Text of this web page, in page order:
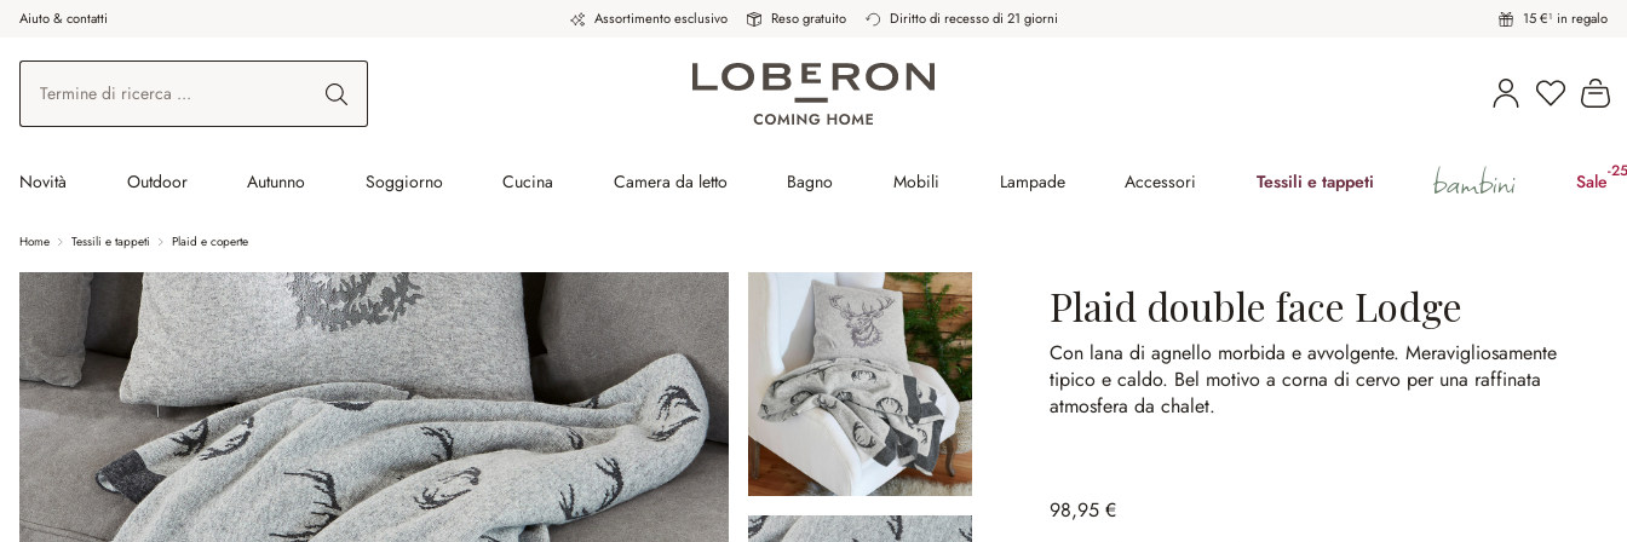
al contenuto principale
Vai alla ricerca
Vai alla navigazione principale
Aiuto & contatti Assortimento esclusivo Reso gratuito Diritto di recesso di 21 giorni 15 €¹ in regalo
Hai 0 Il
Novità Outdoor Autunno Soggiorno Cucina Camera da letto Bagno Mobili Lampade Accessori Tessili e tappeti bambini Sale-
Home Tessili e tappeti Plaid e coperte
Plaid double face Lodge
Con lana di agnello morbida e avvolgente.Meravigliosamente
tipico e caldo. Bel motivo a corna di cervo per una raffinata
atmosfera da chalet.
98,95 €